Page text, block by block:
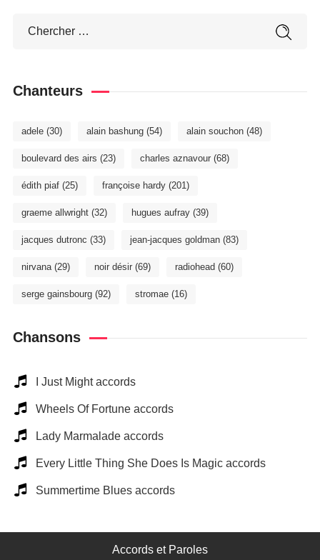
Chanteurs
adele(30) alain bashung(54) alain souchon(48)
boulevard des airs (23) charles aznavour(68)
édith piaf(25) françoise hardy(201)
graeme allwright(32) hugues aufray(39)
jacques dutronc (33) jean-jacques goldman(83)
nirvana(29) noir désir(69) radiohead (60)
serge gainsbourg(92) stromae(16)
Chansons
I Just Might accords
Wheels Of Fortune accords
Lady Marmalade accords
Every Little Thing She Does Is Magic accords
Summertime Blues accords
Accords et Paroles